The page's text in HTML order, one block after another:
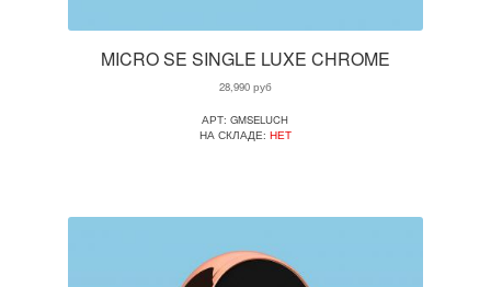
MICRO SE SINGLE LUXE CHROME
28,990руб
АРТ: GMSELUCH
НА СКЛАДЕ: НЕТ